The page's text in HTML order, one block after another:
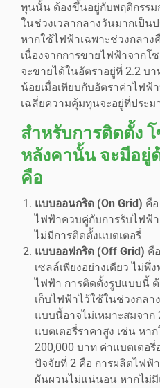
ทุนนั้น ต้องขึ้นอยู่กับพฤติกรร
ในช่วงเวลากลางวันมากเป็น
หากใช้ไฟฟ้าเฉพาะช่วงกลา
เนื่องจากการขายไฟฟ้าจากโ
จะขายได้ในอัตราอยู่ที่ 2.2 บ
น้อยเมื่อเทียบกับอัตราค่าไฟฟ้
เฉลี่ยความคุ้มทุนจะอยู่ที่ประม
สำหรับการติดตั้ง
หลังคานั้น จะมีอยู่
คือ
แบบออนกริด (On Grid) คื
ไฟฟ้าควบคู่กับการรับไฟฟ้
ไม่มีการติดตั้งแบตเตอรี่
แบบออฟกริด (Off Grid) คื
เซลล์เพียงอย่างเดียว ไม่พึ่
ไฟฟ้า การติดตั้งรูปแบบนี้ ต้
เก็บไฟฟ้าไว้ใช้ในช่วงกล
แบบนี้อาจไม่เหมาะสมจา
แบตเตอรี่ราคาสูง เช่น หา
200,000 บาท ค่าแบตเตอ
ปัจจัยที่ 2 คือ การผลิตไฟฟ้
ผันผวนไม่แน่นอน หากไม่มี